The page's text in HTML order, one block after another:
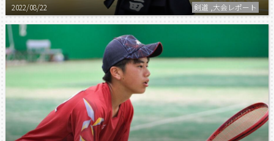
2022/08/22 剣道 ,大会レポート